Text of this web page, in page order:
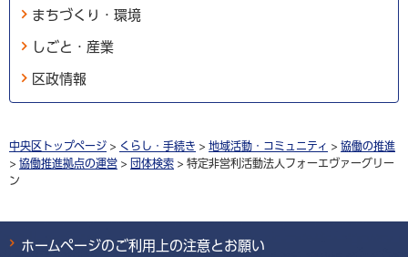
まちづくり・環境
しごと・産業
区政情報
中央区トップページ > くらし・手続き > 地域活動・コミュニティ > 協働の推進
> 協働推進拠点の運営 > 団体検索 > 特定非営利活動法人フォーエヴァーグリー
ン
ホームページのご利用上の注意とお願い